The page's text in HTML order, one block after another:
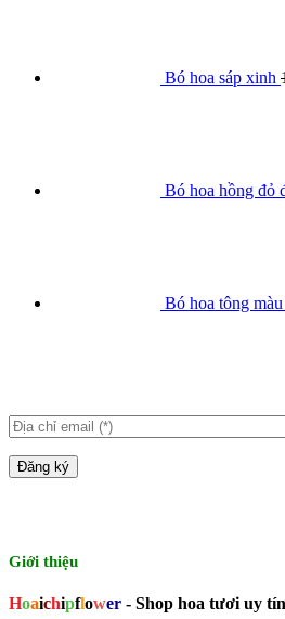
Bó hoa sáp xinh
Bó hoa hồng đỏ
Bó hoa tông màu
Giới thiệu
Hoaichipflower - Shop hoa tươi uy